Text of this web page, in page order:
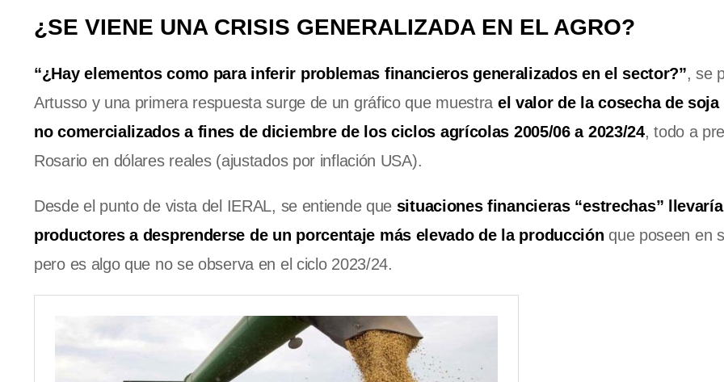
¿SE VIENE UNA CRISIS GENERALIZADA EN EL AGRO?
“¿Hay elementos como para inferir problemas financieros generalizados en el sector?”, se
Artusso y una primera respuesta surge de un gráfico que muestra el valor de la cosecha de soja
no comercializados a fines de diciembre de los ciclos agrícolas 2005/06 a 2023/24, todo a
Rosario en dólares reales (ajustados por inflación USA).
Desde el punto de vista del IERAL, se entiende que situaciones financieras “estrechas”
productores a desprenderse de un porcentaje más elevado de la producción que poseen en
pero es algo que no se observa en el ciclo 2023/24.